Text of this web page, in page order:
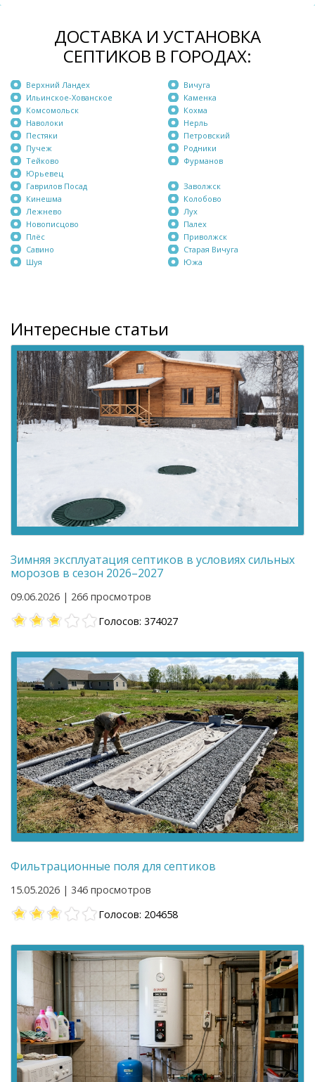
ДОСТАВКА И УСТАНОВКА
СЕПТИКОВ В ГОРОДАХ:
Верхний Ландех
Ильинское-Хованское
Комсомольск
Наволоки
Пестяки
Пучеж
Тейково
Юрьевец
Вичуга
Каменка
Кохма
Нерль
Петровский
Родники
Фурманов
Гаврилов Посад
Кинешма
Лежнево
Новописцово
Плёс
Савино
Шуя
Заволжск
Колобово
Лух
Палех
Приволжск
Старая Вичуга
Южа
Интересные статьи
Зимняя эксплуатация септиков в условиях сильных
морозов в сезон 2026–2027
09.06.2026 | 266 просмотров
Голосов: 374027
Фильтрационные поля для септиков
15.05.2026 | 346 просмотров
Голосов: 204658